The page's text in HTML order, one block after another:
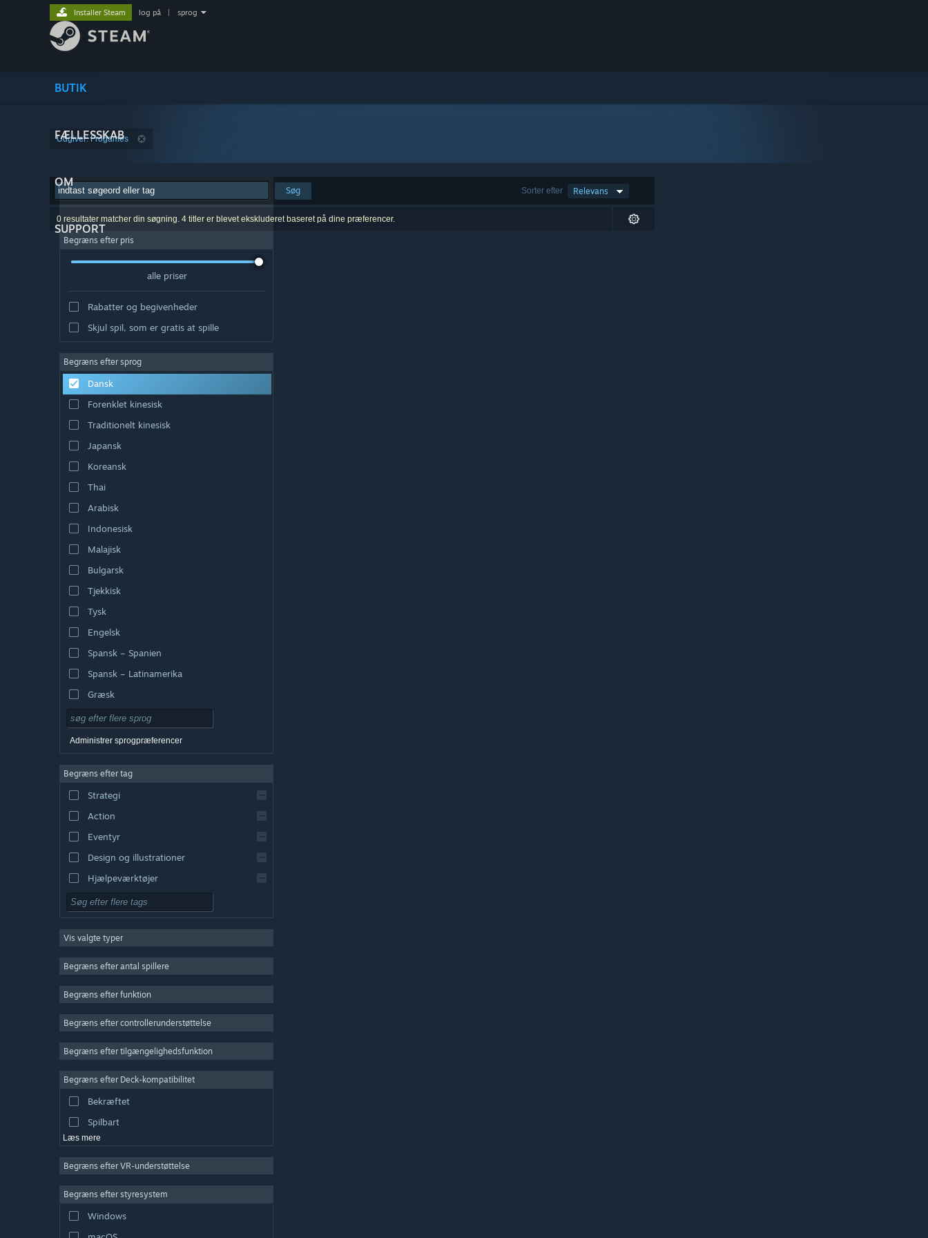
BUTIK
FÆLLESSKAB
OM
SUPPORT
Installer Steam log på sprog
Udgiver: Frogames
Sorter efter Relevans
Søg
0 resultater matcher din søgning. 4 titler er blevet ekskluderet baseret på dine præferencer.
Begræns efter pris
alle priser
Rabatter og begivenheder
Skjul spil, som er gratis at spille
Begræns efter sprog
Dansk
Forenklet kinesisk
Traditionelt kinesisk
Japansk
Koreansk
Thai
Arabisk
Indonesisk
Malajisk
Bulgarsk
Tjekkisk
Tysk
Engelsk
Spansk – Spanien
Spansk – Latinamerika
Græsk
Administrer sprogpræferencer
Begræns efter tag
Strategi
Action
Eventyr
Design og illustrationer
Hjælpeværktøjer
Gratis at spille
Massiv multiplayer
Indie
Simulation
Videoproduktion
Billedredigering
Vis valgte typer
Begræns efter antal spillere
Begræns efter funktion
Begræns efter controllerunderstøttelse
Begræns efter tilgængelighedsfunktion
Begræns efter Deck-kompatibilitet
Bekræftet
Spilbart
Læs mere
Begræns efter VR-understøttelse
Begræns efter styresystem
Windows